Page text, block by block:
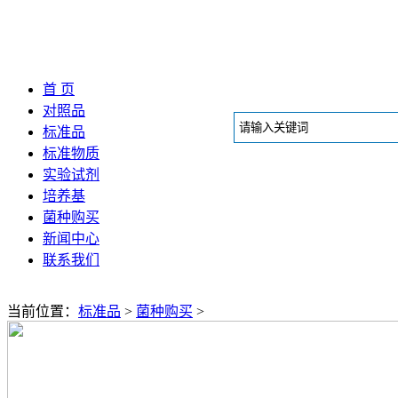
首 页
对照品
标准品
标准物质
实验试剂
培养基
菌种购买
新闻中心
联系我们
当前位置： 标准品 > 菌种购买 >